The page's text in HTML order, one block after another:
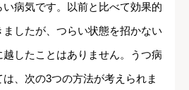
病気です。以前と比べて効果的
したが、つらい状態を招かない
したことはありません。うつ病
、次の3つの方法が考えられま